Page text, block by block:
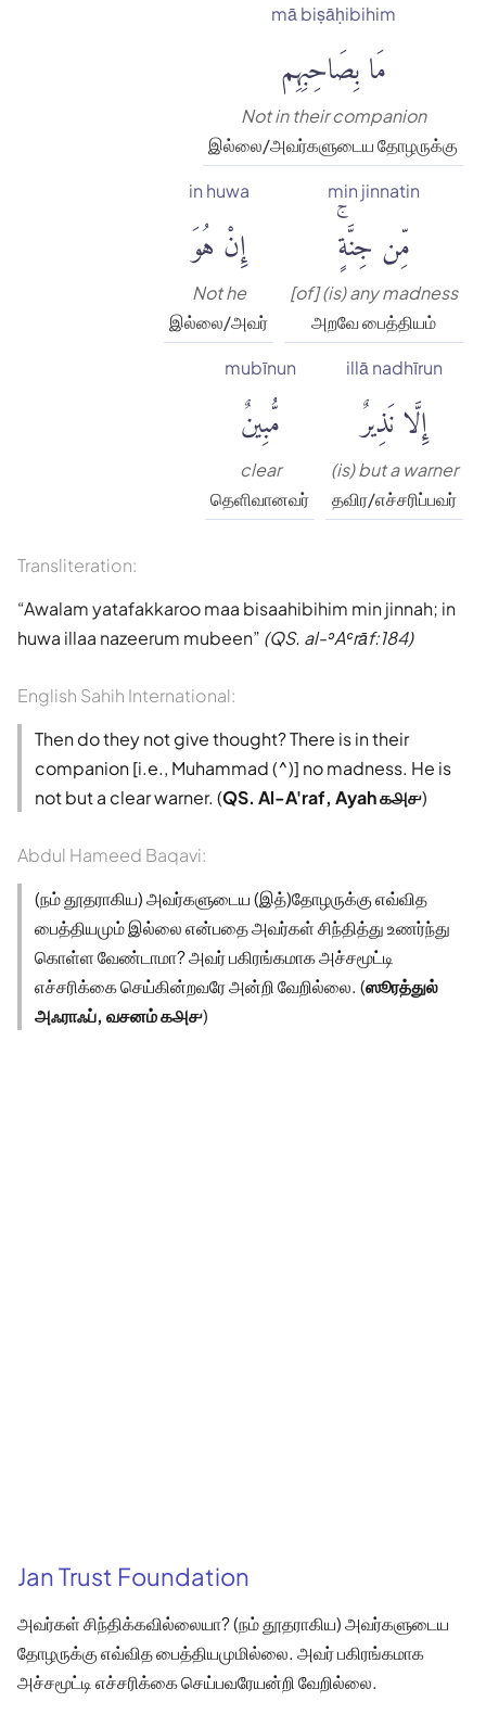
mā biṣāḥibihim
مَا بِصَاحِبِهِم
Not in their companion
இல்லை/அவர்களுடைய தோழருக்கு
min jinnatin
مِّن جِنَّةٍۚ
[of] (is) any madness
அறவே பைத்தியம்
in huwa
إِنْ هُوَ
Not he
இல்லை/அவர்
illā nadhīrun
إِلَّا نَذِيرٌ
(is) but a warner
தவிர/எச்சரிப்பவர்
mubīnun
مُّبِينٌ
clear
தெளிவானவர்
Transliteration:
Awalam yatafakkaroo maa bisaahibihim min jinnah; in
huwa illaa nazeerum mubeen (QS. al-ʾAʿrāf:184)
English Sahih International:
Then do they not give thought? There is in their
companion [i.e., Muhammad (^)] no madness. He is
not but a clear warner. (QS. Al-A'raf, Ayah ௧௮௪)
Abdul Hameed Baqavi:
(நம் தூதராகிய) அவர்களுடைய (இத்)தோழருக்கு எவ்வித
பைத்தியமும் இல்லை என்பதை அவர்கள் சிந்தித்து உணர்ந்து
கொள்ள வேண்டாமா? அவர் பகிரங்கமாக அச்சமூட்டி
எச்சரிக்கை செய்கின்றவரே அன்றி வேறில்லை. (ஸூரத்துல்
அஃராஃப், வசனம் ௧௮௪)
Jan Trust Foundation
அவர்கள் சிந்திக்கவில்லையா? (நம் தூதராகிய) அவர்களுடைய
தோழருக்கு எவ்வித பைத்தியமுமில்லை. அவர் பகிரங்கமாக
அச்சமூட்டி எச்சரிக்கை செய்பவரேயன்றி வேறில்லை.